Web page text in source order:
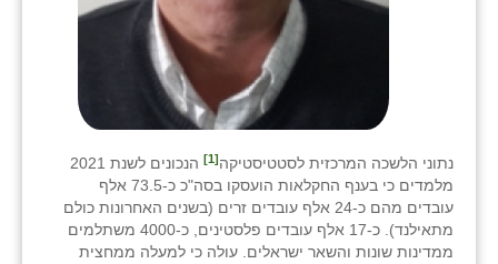
נתוני הלשכה המרכזית לסטטיסטיקה[1]
הנכונים לשנת 2021
מלמדים כי בענף החקלאות הועסקו בסה"כ כ-73.5 אלף
עובדים מהם כ-24 אלף עובדים זרים (בשנים האחרונות כולם
מתאילנד). כ-17 אלף עובדים פלסטינים, כ-4000 משתלמים
ממדינות שונות והשאר ישראלים. עולה כי למעלה ממחצית